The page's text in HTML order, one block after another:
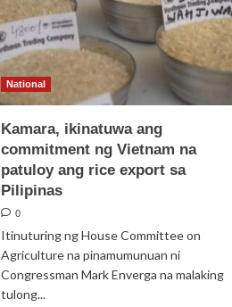
National
Kamara, ikinatuwa ang
commitment ng Vietnam na
patuloy ang rice export sa
Pilipinas
0
Itinuturing ng House Committee on
Agriculture na pinamumunuan ni
Congressman Mark Enverga na malaking
tulong...